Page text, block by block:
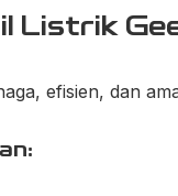
Listrik
efisien, dan